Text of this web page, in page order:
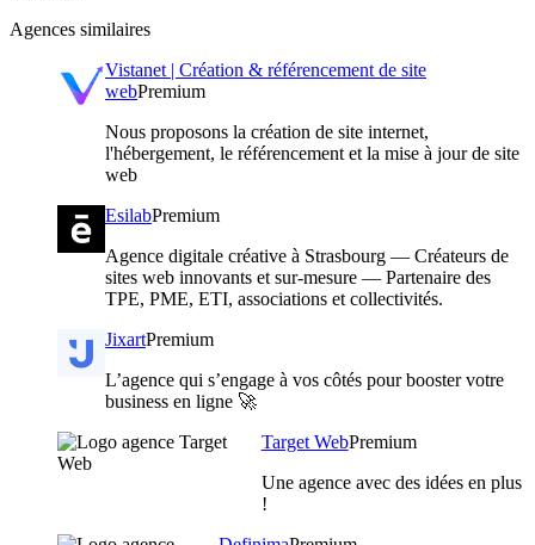
Agences similaires
Vistanet | Création & référencement de site
webPremium
Nous proposons la création de site internet,
l'hébergement, le référencement et la mise à jour de site
web
EsilabPremium
Agence digitale créative à Strasbourg — Créateurs de
sites web innovants et sur-mesure — Partenaire des
TPE, PME, ETI, associations et collectivités.
JixartPremium
L’agence qui s’engage à vos côtés pour booster votre
business en ligne 🚀
Target WebPremium
Une agence avec des idées en plus
!